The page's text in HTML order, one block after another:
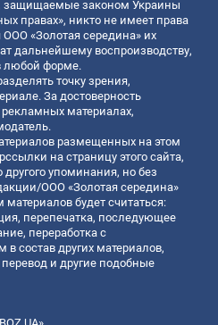
защищаемые законом Украины
правах», никто не имеет права
«Золотая середина» их
дальнейшему воспроизводству,
любой форме.
точку зрения,
За достоверность
материалах,
размещенных на этом
на страницу этого сайта,
другого упоминания, но без
ООО «Золотая середина»
будет считаться:
перепечатка, последующее
переработка с
состав других материалов,
и другие подобные